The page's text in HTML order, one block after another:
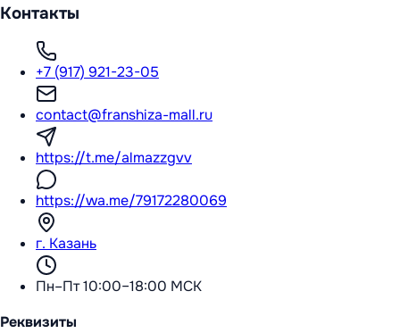
Контакты
+7 (917) 921-23-05
contact@franshiza-mall.ru
https://t.me/almazzgvv
https://wa.me/79172280069
г. Казань
Пн–Пт 10:00–18:00 МСК
Реквизиты